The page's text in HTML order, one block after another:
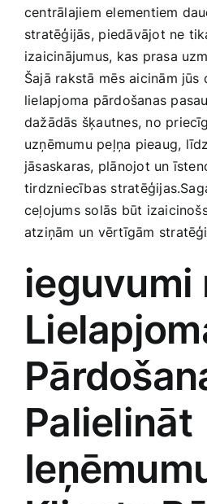
Preces pieaugušajiem
Rotaļlietas, bērnu preces
Smaržas, kosmētika
Sports, tūrisms un atpūta
TV un Sadzīves tehnika
Zoo preces
centrālajiem elementiem
stratēģijās,⁢ piedāvājot ne
izaicinājumus, kas prasa
Šajā rakstā ⁢mēs aicinām
lielapjoma pārdošanas
dažādās šķautnes, no
uzņēmumu peļņa pieaug,
jāsaskaras, plānojot un
tirdzniecības
ceļojums solās būt
atziņām un vērtīgām
ieguvumi
Palielināt